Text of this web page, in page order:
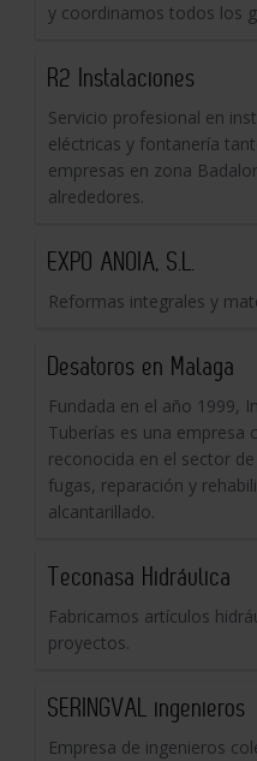
y coordinamos todos los
R2 Instalaciones
Servicio profesional en
eléctricas y fontanería
empresas en zona
alrededores.
EXPO ANOIA, S.L.
Reformas integrales y
Desatoros en Malaga
Fundada en el año 1999,
Tuberías es una empresa
reconocida en el sector
fugas, reparación y
alcantarillado.
Teconasa Hidráulica
Fabricamos artículos
proyectos.
SERINGVAL ingenieros
Empresa de ingenieros